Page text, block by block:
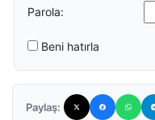
Parola:
Beni hatırla
Paylaş: